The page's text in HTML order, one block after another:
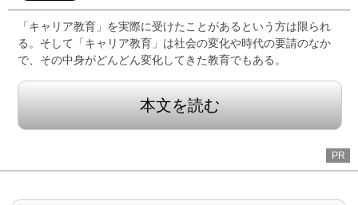
「キャリア教育」を実際に受けたことがあるという方は限られ
る。そして「キャリア教育」は社会の変化や時代の要請のなか
で、その中身がどんどん変化してきた教育でもある。
本文を読む
PR